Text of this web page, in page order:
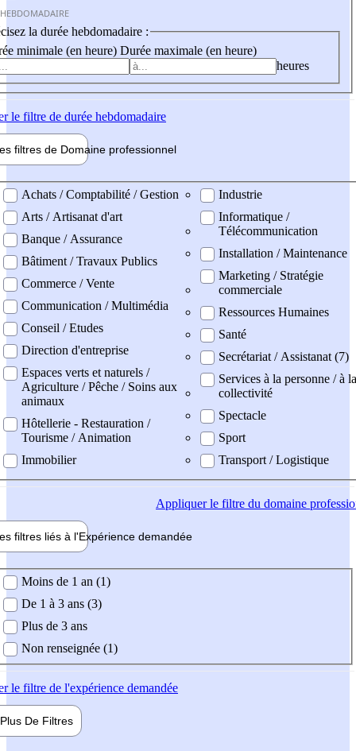
la durée hebdomadaire :
minimale (en heure) Durée maximale (en heure)
heures
le filtre de durée hebdomadaire
filtres de Domaine professionnel
professionel
Achats / Comptabilité / Gestion
Arts / Artisanat d'art
Banque / Assurance
Bâtiment / Travaux Publics
Commerce / Vente
Communication / Multimédia
Conseil / Etudes
Direction d'entreprise
Espaces verts et naturels /
Agriculture / Pêche / Soins aux
animaux
Hôtellerie - Restauration /
Tourisme / Animation
Immobilier
Industrie
Informatique /
Télécommunication
Installation / Maintenance
Marketing / Stratégie
commerciale
Ressources Humaines
Santé
Secrétariat / Assistanat (7)
Services à la personne / à la
collectivité
Spectacle
Sport
Transport / Logistique
Appliquerle filtre du domaine
filtres liés à l'Expérience demandée
demandée
Moins de 1 an (1)
De 1 à 3 ans (3)
Plus de 3 ans
Non renseignée (1)
le filtre de l'expérience demandée
Plus De Filtres